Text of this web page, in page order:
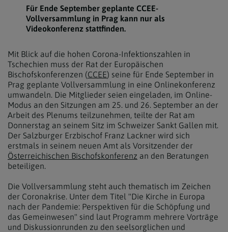
Für Ende September geplante CCEE-
Vollversammlung in Prag kann nur als
Videokonferenz stattfinden.
Mit Blick auf die hohen Corona-Infektionszahlen in
Tschechien muss der Rat der Europäischen
Bischofskonferenzen (CCEE) seine für Ende September in
Prag geplante Vollversammlung in eine Onlinekonferenz
umwandeln. Die Mitglieder seien eingeladen, im Online-
Modus an den Sitzungen am 25. und 26. September an der
Arbeit des Plenums teilzunehmen, teilte der Rat am
Donnerstag an seinem Sitz im Schweizer Sankt Gallen mit.
Der Salzburger Erzbischof Franz Lackner wird sich
erstmals in seinem neuen Amt als Vorsitzender der
Österreichischen Bischofskonferenz an den Beratungen
beteiligen.
Die Vollversammlung steht auch thematisch im Zeichen
der Coronakrise. Unter dem Titel "Die Kirche in Europa
nach der Pandemie: Perspektiven für die Schöpfung und
das Gemeinwesen" sind laut Programm mehrere Vorträge
und Diskussionrunden zu den seelsorglichen und